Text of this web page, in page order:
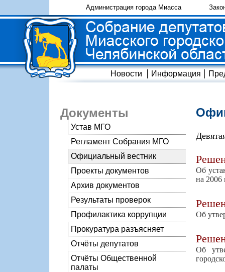
Администрация города Миасса
Новости Информация
Документы
Устав МГО
Регламент Собрания МГО
Официальный вестник
Проекты документов
Архив документов
Результаты проверок
Профилактика коррупции
Прокуратура разъясняет
Отчёты депутатов
Отчёты Общественной
палаты
Об
на 2006
Об
Об